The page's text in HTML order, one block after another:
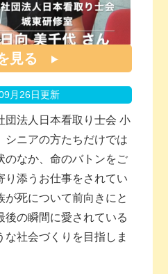
見る
月26日更新
団法人日本看取り士会 小
シニアの方たちだけでは
のなか、命のバトンをご
り添うお仕事をされてい
が死について前向きにと
後の瞬間に愛されている
な社会づくりを目指しま